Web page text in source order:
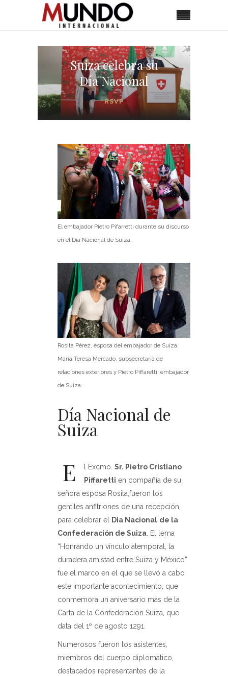
Suiza celebra su
Día Nacional
RSVP
El embajador Pietro Pifarretti durante su discurso
en el Dia Nacional de Suiza.
Rosita Pérez, esposa del embajador de Suiza,
Maria Teresa Mercado, subsecretaria de
relaciones exteriores y Pietro Piffaretti, embajador
de Suiza.
Día Nacional de
Suiza
E l Excmo. Sr. Pietro Cristiano
Piffaretti en compañía de su
señora esposa Rosita,fueron los
gentiles anfitriones de una recepción,
para celebrar el
Dia Nacional de la
Confederación de Suiza . El lema
“Honrando un vínculo atemporal, la
duradera amistad entre Suiza y México”
fue el marco en el que se llevó a cabo
este importante acontecimiento, que
conmemora un aniversario más de la
Carta de la Confederación Suiza, que
data del 1º de agosto 1291.
Numerosos fueron los asistentes,
miembros del cuerpo diplomático,
destacados representantes de la